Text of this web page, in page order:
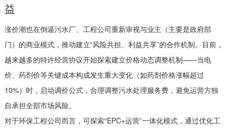
益
涨价潮也在倒逼污水厂、工程公司重新审视与业主（主要是政府部
门）的商业模式，推动建立“风险共担、利益共享”的合作机制。目前，
越来越多的特许经营协议开始探索建立价格动态调整机制——当电
价、药剂价等关键成本构成发生重大变化（如药剂价格涨幅超过
10%）时，启动调价公式，合理调整污水处理服务费，避免运营方独
自承担全部市场风险。
对于环保工程公司而言，可探索“EPC+运营”一体化模式，通过优化工